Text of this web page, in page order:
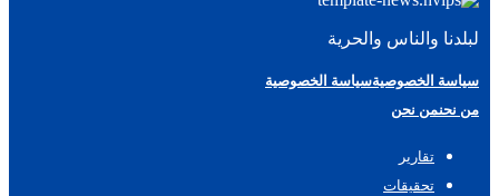
لبلدنا والناس والحرية
سياسة الخصوصيةسياسة الخصوصية
من نحنمن نحن
تقارير
تحقيقات